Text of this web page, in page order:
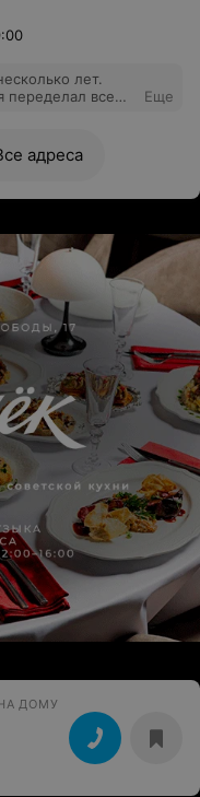
И другим
лет.
переделал все
Несколько
Без
Еще
адреса
ДОМУ